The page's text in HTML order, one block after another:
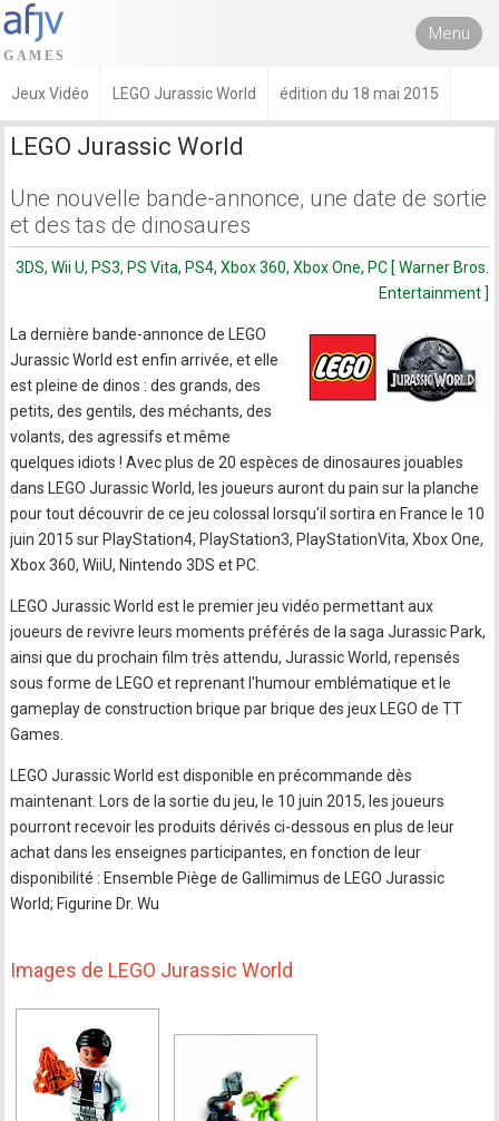
Menu
Jeux Vidéo LEGO Jurassic World édition du 18 mai 2015
LEGO Jurassic World
Une nouvelle bande-annonce, une date de sortie
et des tas de dinosaures
3DS, Wii U, PS3, PS Vita, PS4, Xbox 360, Xbox One, PC [ Warner Bros.
Entertainment ]
La dernière bande-annonce de LEGO
Jurassic World est enfin arrivée, et elle
est pleine de dinos : des grands, des
petits, des gentils, des méchants, des
volants, des agressifs et même
quelques idiots ! Avec plus de 20 espèces de dinosaures jouables
dans LEGO Jurassic World, les joueurs auront du pain sur la planche
pour tout découvrir de ce jeu colossal lorsqu'il sortira en France le 10
juin 2015 sur PlayStation4, PlayStation3, PlayStationVita, Xbox One,
Xbox 360, WiiU, Nintendo 3DS et PC.
LEGO Jurassic World est le premier jeu vidéo permettant aux
joueurs de revivre leurs moments préférés de la saga Jurassic Park,
ainsi que du prochain film très attendu, Jurassic World, repensés
sous forme de LEGO et reprenant l'humour emblématique et le
gameplay de construction brique par brique des jeux LEGO de TT
Games.
LEGO Jurassic World est disponible en précommande dès
maintenant. Lors de la sortie du jeu, le 10 juin 2015, les joueurs
pourront recevoir les produits dérivés ci-dessous en plus de leur
achat dans les enseignes participantes, en fonction de leur
disponibilité : Ensemble Piège de Gallimimus de LEGO Jurassic
World; Figurine Dr. Wu
Images de LEGO Jurassic World